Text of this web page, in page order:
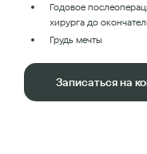
Годовое
хирурга до
Грудь мечты
Записаться на